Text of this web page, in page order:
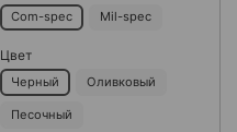
Com-spec Mil-spec
Цвет
Черный Оливковый
Песочный